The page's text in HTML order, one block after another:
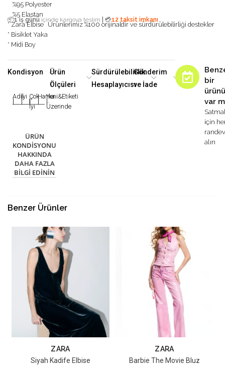
%95 Polyester
%5 Elastan
📦1 iş günü içinde kargoya teslim 💳12 taksit imkanı
* Zara Elbise
* Bisiklet Yaka
* Midi Boy
Ürünlerimiz %100 orijinaldir ve sürdürülebilirliği destekler
Kondisyon
Adilİyi
|
Çok
İyi
Harika
|
Yeni&Etiketi
Üzerinde
ÜRÜN
KONDISYONU
HAKKINDA
DAHA FAZLA
BILGI EDININ
Ürün
Ölçüleri
Sürdürülebilirlik
Hesaplayıcısı
Gönderim
ve İade
bir
var
için
alın
Benzer Ürünler
ZARA
Siyah Kadife Elbise
ZARA
Barbie The Movie Bluz